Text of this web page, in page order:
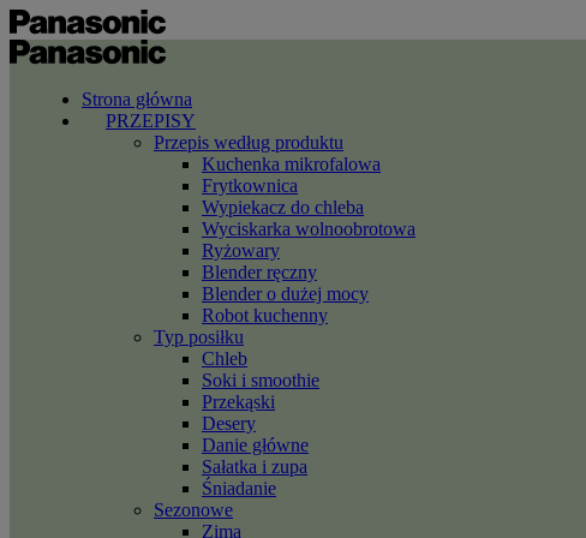
Strona główna
PRZEPISY
Przepis według produktu
Kuchenka mikrofalowa
Frytkownica
Wypiekacz do chleba
Wyciskarka wolnoobrotowa
Ryżowary
Blender ręczny
Blender o dużej mocy
Robot kuchenny
Typ posiłku
Chleb
Soki i smoothie
Przekąski
Desery
Danie główne
Sałatka i zupa
Śniadanie
Sezonowe
Zima